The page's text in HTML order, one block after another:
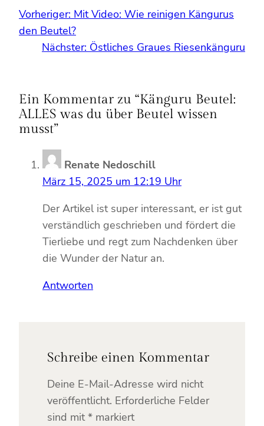
Vorheriger: Mit Video: Wie reinigen Kängurus
den Beutel?
Nächster: Östliches Graues Riesenkänguru
Ein Kommentar zu “Känguru Beutel:
ALLES was du über Beutel wissen
musst”
Renate Nedoschill
März 15, 2025 um 12:19 Uhr
Der Artikel ist super interessant, er ist gut
verständlich geschrieben und fördert die
Tierliebe und regt zum Nachdenken über
die Wunder der Natur an.
Antworten
Schreibe einen Kommentar
Deine E-Mail-Adresse wird nicht
veröffentlicht. Erforderliche Felder
sind mit* markiert